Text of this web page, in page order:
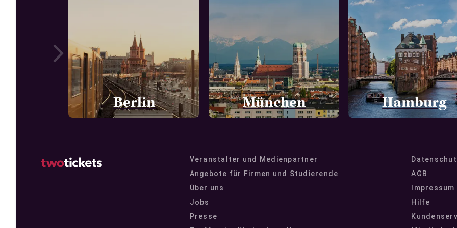
Berlin München Hamburg
Veranstalter und Medienpartner
Angebote für Firmen und Studierende
Über uns
Jobs
Presse
AGB
Impressum
Hilfe